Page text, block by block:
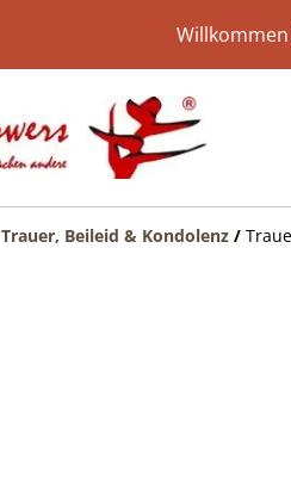
Trauer, Beileid & Kondolenz /